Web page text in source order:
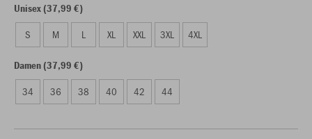
Unisex (37,99 €)
S M L XL XXL 3XL 4XL
Damen (37,99 €)
34 36 38 40 42 44